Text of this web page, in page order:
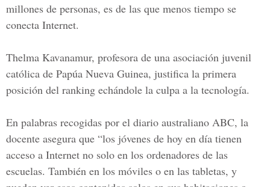
millones de personas, es de las que menos tiempo se
conecta Internet.
Thelma Kavanamur, profesora de una asociación juvenil
católica de Papúa Nueva Guinea, justifica la primera
posición del ranking echándole la culpa a la tecnología.
En palabras recogidas por el diario australiano ABC, la
docente asegura que “los jóvenes de hoy en día tienen
acceso a Internet no solo en los ordenadores de las
escuelas. También en los móviles o en las tabletas, y